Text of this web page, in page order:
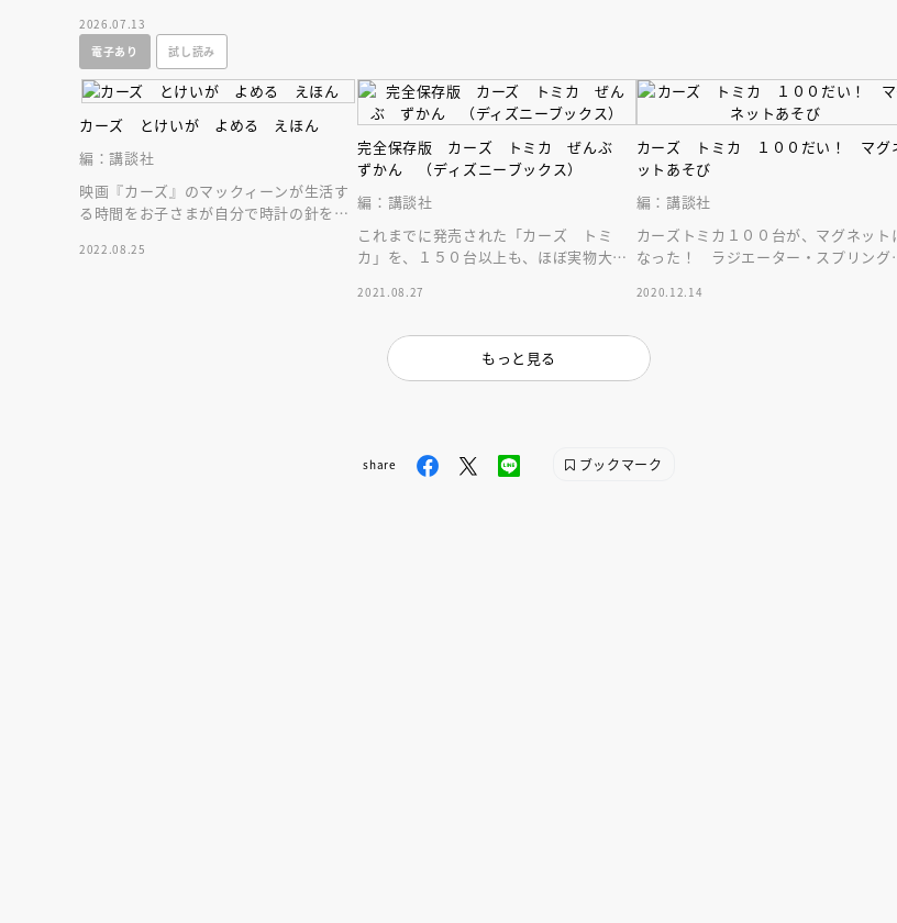
レンジしよう！
2026.07.13
電子あり
試し読み
カーズ とけいが よめる えほん
編：講談社
映画『カーズ』のマックィーンが生活す
る時間をお子さまが自分で時計の針を動
になる絵本です！
2022.08.25
完全保存版 カーズ トミカ ぜんぶ
ずかん （ディズニーブックス）
編：講談社
これまでに発売された「カーズ トミ
カ」を、１５０台以上も、ほぼ実物大で
の世界を旅できる！
2021.08.27
カーズ トミカ １００だい！ マグ
ットあそび
編：講談社
カーズトミカ１００台が、マグネット
なった！ ラジエーター・スプリング
楽しく遊べます！
2020.12.14
もっと見る
share ブックマーク